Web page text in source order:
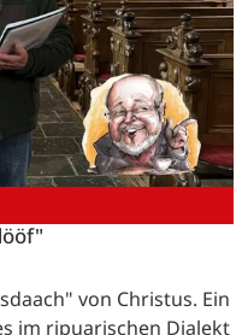
von Christus. Ein
im ripuarischen Dialekt